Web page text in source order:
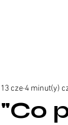
"Co
13 cze4 minut(y)